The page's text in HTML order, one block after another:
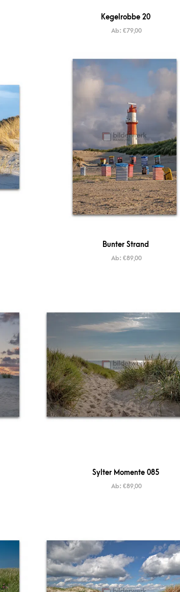
Kegelrobbe 20
Ab:€79,00
Bunter Strand
Ab:€89,00
Sylter Momente 085
Ab:€89,00